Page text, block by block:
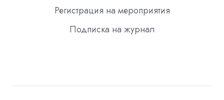
Регистрация на мероприятия
Подписка на журнал